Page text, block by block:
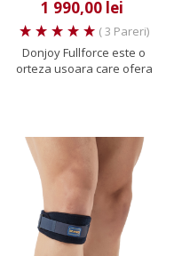
1 990,00 lei
( 3 Pareri)
Donjoy Fullforce este o
orteza usoara care ofera